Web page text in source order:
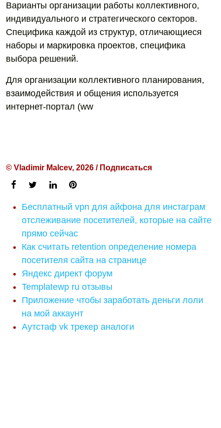
Варианты организации работы коллективного,
индивидуального и стратегического секторов.
Специфика каждой из структур, отличающиеся
наборы и маркировка проектов, специфика
выбора решений.
Для организации коллективного планирования,
взаимодействия и общения используется
интернет-портал (ww
© Vladimir Malcev, 2026 / Подписаться
Бесплатный vpn для айфона для инстаграм
отслеживание посетителей, которые на сайте
прямо сейчас
Как считать retention определение номера
посетителя сайта на странице
Яндекс директ форум
Templatewp ru отзывы
Приложение чтобы заработать деньги лоли
на мой аккаунт
Аутстаф vk трекер аналоги